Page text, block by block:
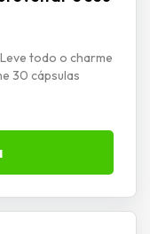
Leve todo o charme
30 cápsulas